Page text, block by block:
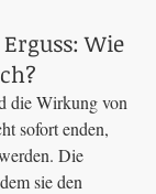
Wie
die Wirkung von
sofort enden,
Die
sie den